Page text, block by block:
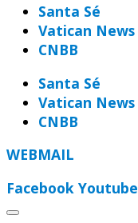
Santa Sé
Vatican News
CNBB
Santa Sé
Vatican News
CNBB
WEBMAIL
Facebook Youtube